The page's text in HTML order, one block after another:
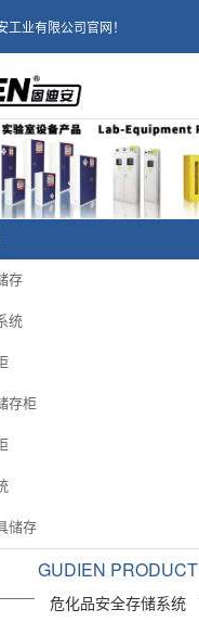
业有限公司官网！
存
统
存柜
储存
GUDIEN PRODUCT
危化品安全存储系统